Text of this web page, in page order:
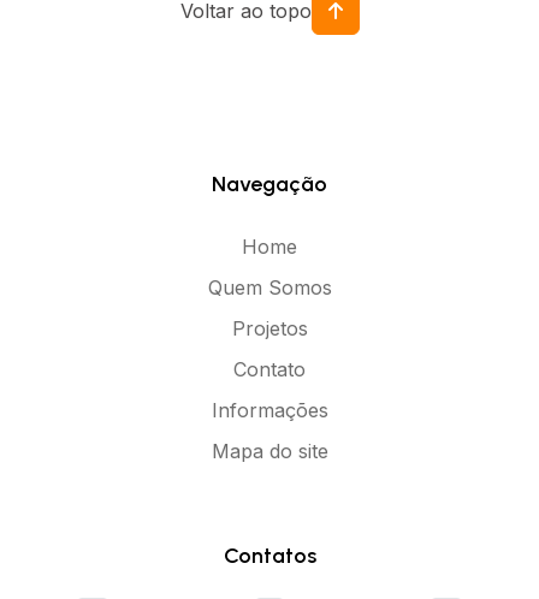
Voltar ao topo
Navegação
Home
Quem Somos
Projetos
Contato
Informações
Mapa do site
Contatos